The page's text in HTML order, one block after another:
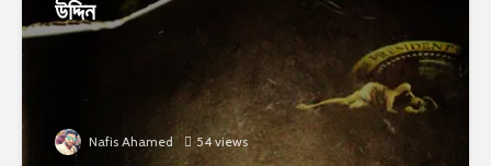
উদ্দিন
Nafis Ahamed 54 views